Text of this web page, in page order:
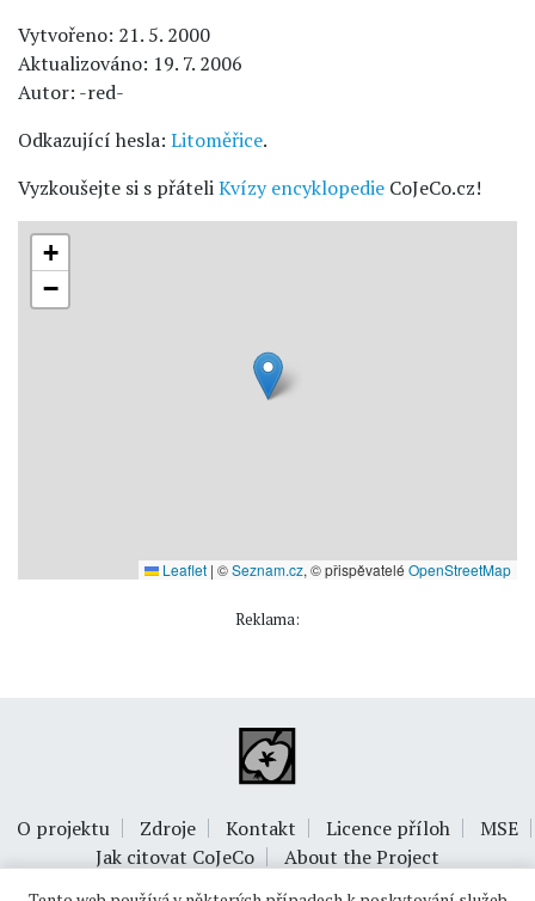
Vytvořeno: 21. 5. 2000
Aktualizováno: 19. 7. 2006
Autor: -red-
Odkazující hesla: Litoměřice.
Vyzkoušejte si s přáteliKvízy encyklopedie CoJeCo.cz!
+
−
Leaflet | ©Seznam.cz, © přispěvatelé OpenStreetMap
Reklama:
O projektu Zdroje Kontakt Licence příloh
MSE
Jak citovat CoJeCo
About the Project